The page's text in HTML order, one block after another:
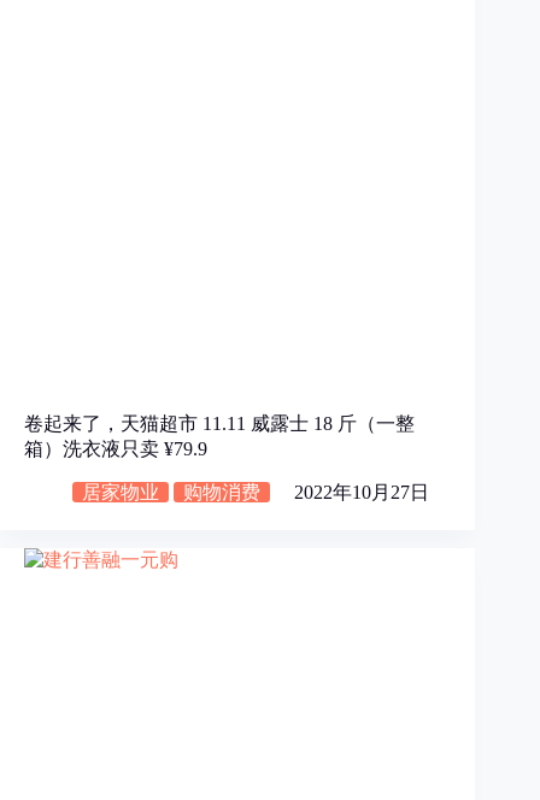
卷起来了，天猫超市 11.11 威露士 18 斤（一整
箱）洗衣液只卖 ¥79.9
居家物业 购物消费 2022年10月27日